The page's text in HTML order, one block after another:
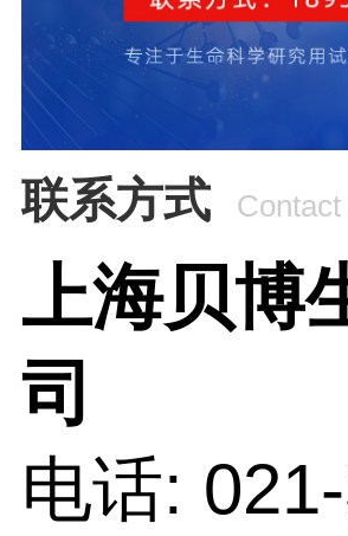
联系方式 Contact
上海贝博
司
电话: